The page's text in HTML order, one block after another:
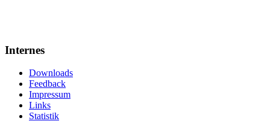
Internes
Downloads
Feedback
Impressum
Links
Statistik